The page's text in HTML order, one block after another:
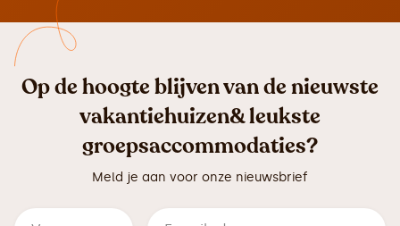
Op de hoogte blijven van de nieuwste
vakantiehuizen& leukste
groepsaccommodaties?
Meld je aan voor onze nieuwsbrief